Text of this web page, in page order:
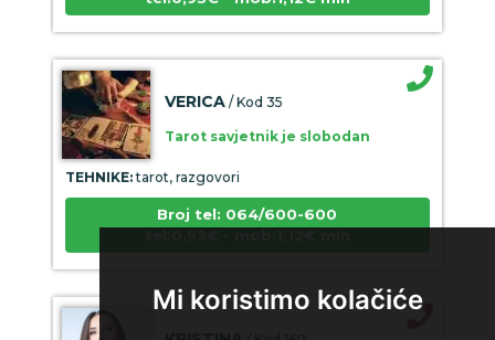
Mi koristimo kolačiće
VERICA / Kod 35
Tarot savjetnik je slobodan
TEHNIKE: tarot, razgovori
Broj tel: 064/600-600
tel:0,93€ - mob:1,12€ min